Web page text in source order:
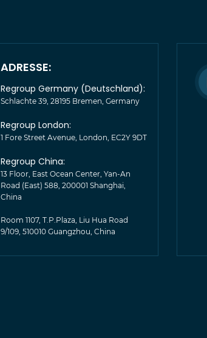
ADRESSE:
Regroup Germany (Deutschland):
Schlachte 39, 28195 Bremen, Germany
Regroup London:
1 Fore Street Avenue, London, EC2Y 9DT
Regroup China:
13 Floor, East Ocean Center, Yan-An
Road (East) 588, 200001 Shanghai,
China
Room 1107, T.P.Plaza, Liu Hua Road
9/109, 510010 Guangzhou, China